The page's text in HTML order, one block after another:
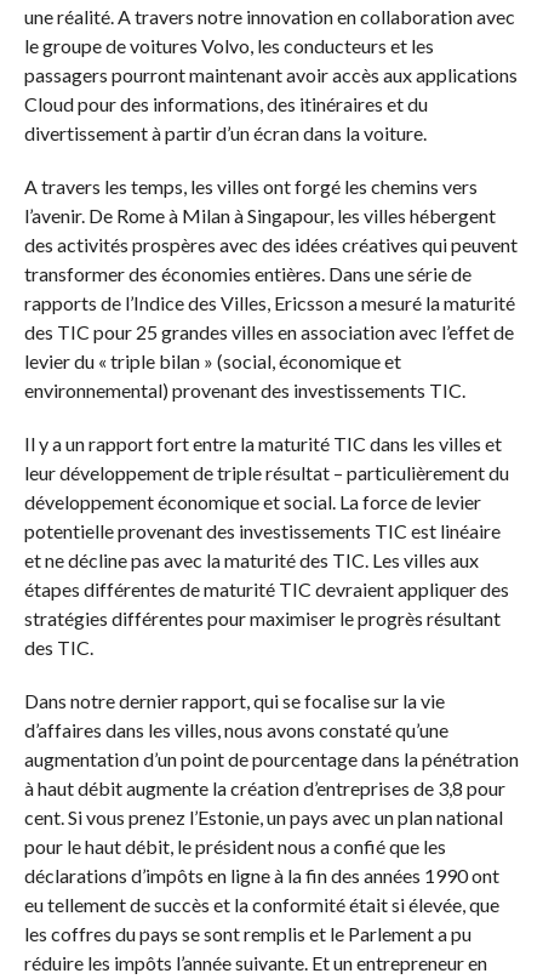
une réalité. A travers notre innovation en collaboration avec
le groupe de voitures Volvo, les conducteurs et les
passagers pourront maintenant avoir accès aux applications
Cloud pour des informations, des itinéraires et du
divertissement à partir d’un écran dans la voiture.
A travers les temps, les villes ont forgé les chemins vers
l’avenir. De Rome à Milan à Singapour, les villes hébergent
des activités prospères avec des idées créatives qui peuvent
transformer des économies entières. Dans une série de
rapports de l’Indice des Villes, Ericsson a mesuré la maturité
des TIC pour 25 grandes villes en association avec l’effet de
levier du « triple bilan » (social, économique et
environnemental) provenant des investissements TIC.
Il y a un rapport fort entre la maturité TIC dans les villes et
leur développement de triple résultat – particulièrement du
développement économique et social. La force de levier
potentielle provenant des investissements TIC est linéaire
et ne décline pas avec la maturité des TIC. Les villes aux
étapes différentes de maturité TIC devraient appliquer des
stratégies différentes pour maximiser le progrès résultant
des TIC.
Dans notre dernier rapport, qui se focalise sur la vie
d’affaires dans les villes, nous avons constaté qu’une
augmentation d’un point de pourcentage dans la pénétration
à haut débit augmente la création d’entreprises de 3,8 pour
cent. Si vous prenez l’Estonie, un pays avec un plan national
pour le haut débit, le président nous a confié que les
déclarations d’impôts en ligne à la fin des années 1990 ont
eu tellement de succès et la conformité était si élevée, que
les coffres du pays se sont remplis et le Parlement a pu
réduire les impôts l’année suivante. Et un entrepreneur en